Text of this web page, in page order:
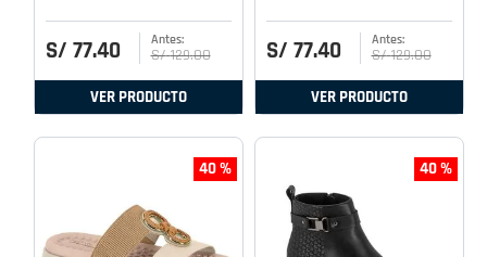
S/ 77.40 S/ 129.00
VER PRODUCTO
S/ 77.40 S/ 129.00
VER PRODUCTO
40 % 40 %